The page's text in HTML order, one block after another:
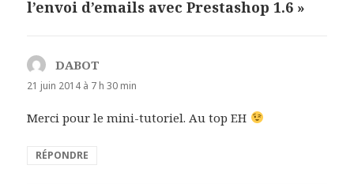
l’envoi d’emails avec Prestashop 1.6 »
DABOT
21 juin 2014 à 7 h 30 min
Merci pour le mini-tutoriel. Au top EH
RÉPONDRE